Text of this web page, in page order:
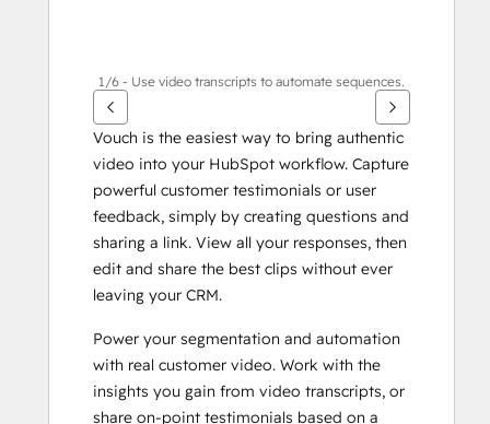
1/6 - Use video transcripts to automate sequences.
Vouch is the easiest way to bring authentic
video into your HubSpot workflow. Capture
powerful customer testimonials or user
feedback, simply by creating questions and
sharing a link. View all your responses, then
edit and share the best clips without ever
leaving your CRM.
Power your segmentation and automation
with real customer video. Work with the
insights you gain from video transcripts, or
share on-point testimonials based on a